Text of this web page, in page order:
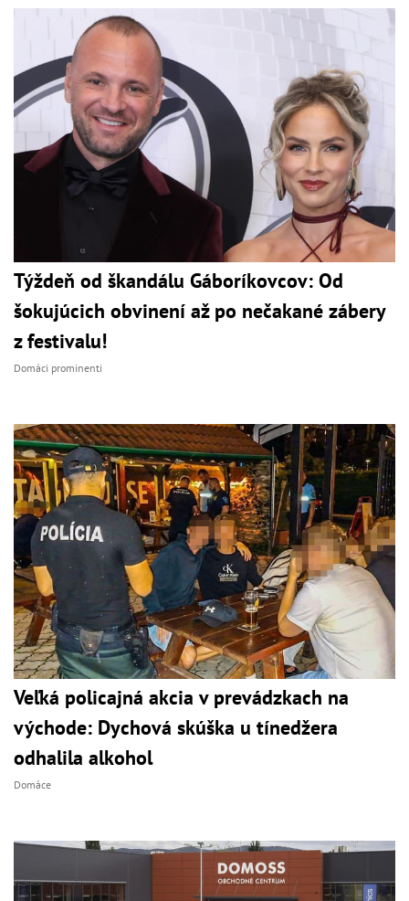
Týždeň od škandálu Gáboríkovcov: Od
šokujúcich obvinení až po nečakané zábery
z festivalu!
Domáci prominenti
Veľká policajná akcia v prevádzkach na
východe: Dychová skúška u tínedžera
odhalila alkohol
Domáce